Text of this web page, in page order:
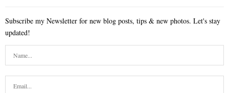
Subscribe my Newsletter for new blog posts, tips & new photos. Let's stay
updated!